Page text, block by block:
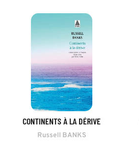
CONTINENTS À LA DÉRIVE
Russell BANKS